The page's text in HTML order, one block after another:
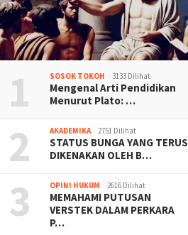
1 SOSOK TOKOH 3133 Dilihat
Mengenal Arti Pendidikan
Menurut Plato: …
2 AKADEMIKA 2751 Dilihat
STATUS BUNGA YANG TERUS
DIKENAKAN OLEH B…
3 OPINI HUKUM 2616 Dilihat
MEMAHAMI PUTUSAN
VERSTEK DALAM PERKARA
P…